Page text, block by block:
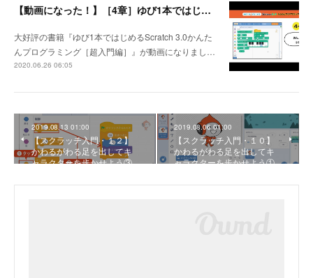
【動画になった！】［4章］ゆび1本ではじめるScratch 3.0かんたんプログラミング［超入門編］
大好評の書籍『ゆび1本ではじめるScratch 3.0かんた
んプログラミング［超入門編］』が動画になりまし…
2020.06.26 06:05
2019.08.13 01:00
【スクラッチ入門・１２】
かわるがわる足を出してキ
ャラクターを歩かせよう③
2019.08.06 01:00
【スクラッチ入門・１０】
かわるがわる足を出してキ
ャラクターを歩かせよう①